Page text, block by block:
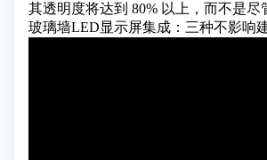
其透明度将达到 80% 以上，而不是尽
玻璃墙LED显示屏集成：三种不影响